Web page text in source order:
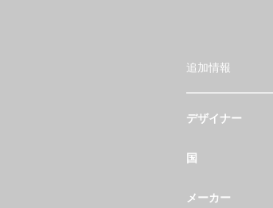
追加情報
デザイナー
国
メーカー